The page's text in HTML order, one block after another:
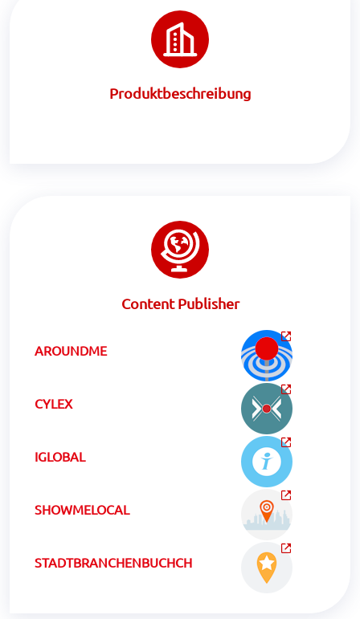
Produktbeschreibung
Content Publisher
AROUNDME
CYLEX
IGLOBAL
SHOWMELOCAL
STADTBRANCHENBUCHCH